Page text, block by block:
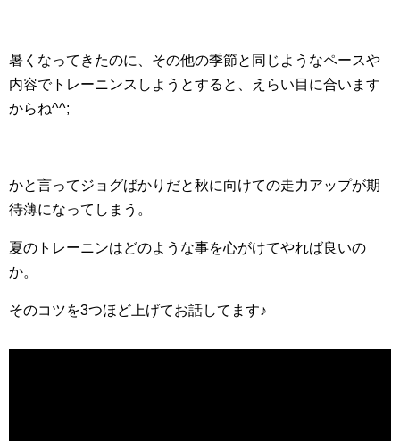
暑くなってきたのに、その他の季節と同じようなペースや
内容でトレーニンスしようとすると、えらい目に合います
からね^^;
かと言ってジョグばかりだと秋に向けての走力アップが期
待薄になってしまう。
夏のトレーニンはどのような事を心がけてやれば良いの
か。
そのコツを3つほど上げてお話してます♪